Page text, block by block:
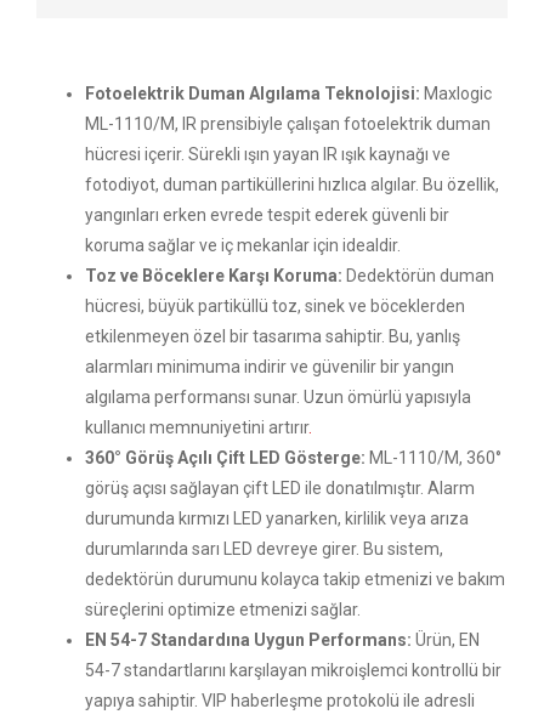
Fotoelektrik Duman Algılama Teknolojisi: Maxlogic
ML-1110/M, IR prensibiyle çalışan fotoelektrik duman
hücresi içerir. Sürekli ışın yayan IR ışık kaynağı ve
fotodiyot, duman partiküllerini hızlıca algılar. Bu özellik,
yangınları erken evrede tespit ederek güvenli bir
koruma sağlar ve iç mekanlar için idealdir.
Toz ve Böceklere Karşı Koruma: Dedektörün duman
hücresi, büyük partiküllü toz, sinek ve böceklerden
etkilenmeyen özel bir tasarıma sahiptir. Bu, yanlış
alarmları minimuma indirir ve güvenilir bir yangın
algılama performansı sunar. Uzun ömürlü yapısıyla
kullanıcı memnuniyetini artırır.
360° Görüş Açılı Çift LED Gösterge: ML-1110/M, 360°
görüş açısı sağlayan çift LED ile donatılmıştır. Alarm
durumunda kırmızı LED yanarken, kirlilik veya arıza
durumlarında sarı LED devreye girer. Bu sistem,
dedektörün durumunu kolayca takip etmenizi ve bakım
süreçlerini optimize etmenizi sağlar.
EN 54-7 Standardına Uygun Performans: Ürün, EN
54-7 standartlarını karşılayan mikroişlemci kontrollü bir
yapıya sahiptir. VIP haberleşme protokolü ile adresli